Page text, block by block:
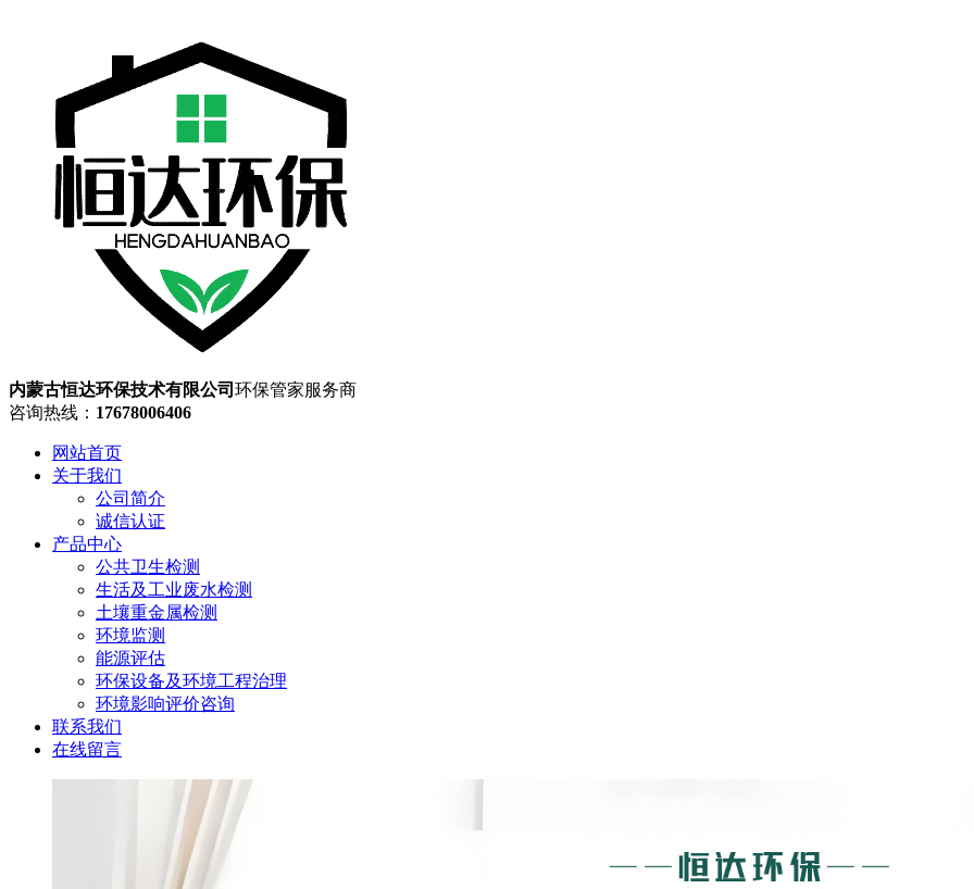
内蒙古恒达环保技术有限公司 环保管家服务商
咨询热线： 17678006406
网站首页
关于我们
公司简介
诚信认证
产品中心
公共卫生检测
生活及工业废水检测
土壤重金属检测
环境监测
能源评估
环保设备及环境工程治理
环境影响评价咨询
联系我们
在线留言